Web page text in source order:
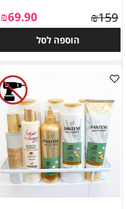
₪159
₪69.90
הוספה לסל